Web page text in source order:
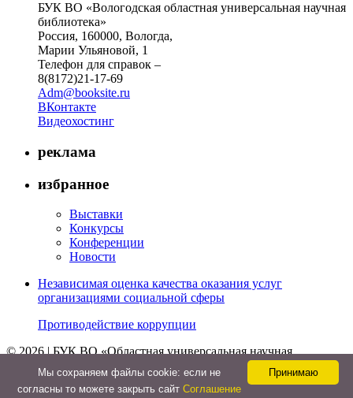
БУК ВО «Вологодская областная универсальная научная
библиотека»
Россия, 160000, Вологда,
Марии Ульяновой, 1
Телефон для справок –
8(8172)21-17-69
Adm@booksite.ru
ВКонтакте
Видеохостинг
реклама
избранное
Выставки
Конкурсы
Конференции
Новости
Независимая оценка качества оказания услуг
организациями социальной сферы
Противодействие коррупции
© 2026 | БУК ВО «Областная универсальная научная
библиотека»
Принимаю
Мы cохраняем файлы cookie: если не
согласны то можете закрыть сайт Соглашение